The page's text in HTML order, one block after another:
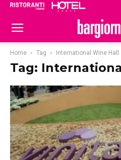
Home Tag International Wine Hall
Tag: